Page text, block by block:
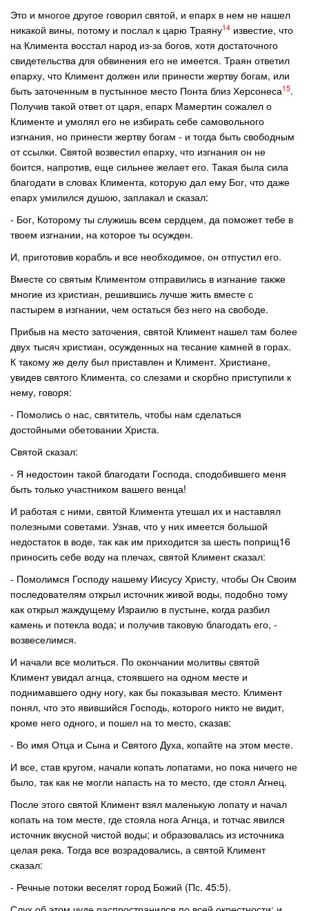
Это и многое другое говорил святой, и епарх в нем не нашел
никакой вины, потому и послал к царю Траяну14 известие, что
на Климента восстал народ из-за богов, хотя достаточного
свидетельства для обвинения его не имеется. Траян ответил
епарху, что Климент должен или принести жертву богам, или
быть заточенным в пустынное место Понта близ Херсонеса15.
Получив такой ответ от царя, епарх Мамертин сожалел о
Клименте и умолял его не избирать себе самовольного
изгнания, но принести жертву богам - и тогда быть свободным
от ссылки. Святой возвестил епарху, что изгнания он не
боится, напротив, еще сильнее желает его. Такая была сила
благодати в словах Климента, которую дал ему Бог, что даже
епарх умилился душою, заплакал и сказал:
- Бог, Которому ты служишь всем сердцем, да поможет тебе в
твоем изгнании, на которое ты осужден.
И, приготовив корабль и все необходимое, он отпустил его.
Вместе со святым Климентом отправились в изгнание также
многие из христиан, решившись лучше жить вместе с
пастырем в изгнании, чем остаться без него на свободе.
Прибыв на место заточения, святой Климент нашел там более
двух тысяч христиан, осужденных на тесание камней в горах.
К такому же делу был приставлен и Климент. Христиане,
увидев святого Климента, со слезами и скорбно приступили к
нему, говоря:
- Помолись о нас, святитель, чтобы нам сделаться
достойными обетовании Христа.
Святой сказал:
- Я недостоин такой благодати Господа, сподобившего меня
быть только участником вашего венца!
И работая с ними, святой Климента утешал их и наставлял
полезными советами. Узнав, что у них имеется большой
недостаток в воде, так как им приходится за шесть поприщ16
приносить себе воду на плечах, святой Климент сказал:
- Помолимся Господу нашему Иисусу Христу, чтобы Он Своим
последователям открыл источник живой воды, подобно тому
как открыл жаждущему Израилю в пустыне, когда разбил
камень и потекла вода; и получив таковую благодать его, -
возвеселимся.
И начали все молиться. По окончании молитвы святой
Климент увидал агнца, стоявшего на одном месте и
поднимавшего одну ногу, как бы показывая место. Климент
понял, что это явившийся Господь, которого никто не видит,
кроме него одного, и пошел на то место, сказав:
- Во имя Отца и Сына и Святого Духа, копайте на этом месте.
И все, став кругом, начали копать лопатами, но пока ничего не
было, так как не могли напасть на то место, где стоял Агнец.
После этого святой Климент взял маленькую лопату и начал
копать на том месте, где стояла нога Агнца, и тотчас явился
источник вкусной чистой воды; и образовалась из источника
целая река. Тогда все возрадовались, а святой Климент
сказал:
- Речные потоки веселят город Божий (Пс. 45:5).